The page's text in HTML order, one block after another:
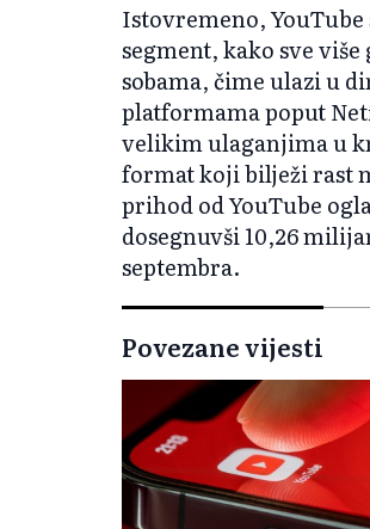
Istovremeno,
segment, kako sve
sobama, čime ulazi u
platformama poput
velikim ulaganjima u
format koji bilježi rast
prihod od YouTube
dosegnuvši 10,26
septembra.
Povezane vijesti